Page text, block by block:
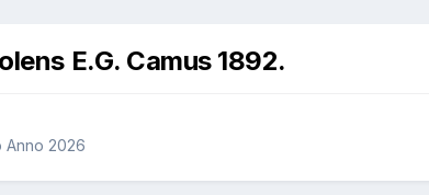
E.G. Camus 1892.
Anno 2026